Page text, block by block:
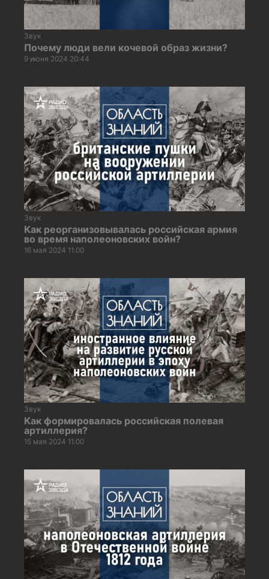
Звук
Почему люди вели кочевой образ жизни?
9 июня 2024 20:44
Звук
Как реорганизовывалась российская армия
во время наполеоновских войн?
16 мая 2024 11:00
Звук
Как формировалась российская полевая
артиллерия?
15 мая 2024 11:00